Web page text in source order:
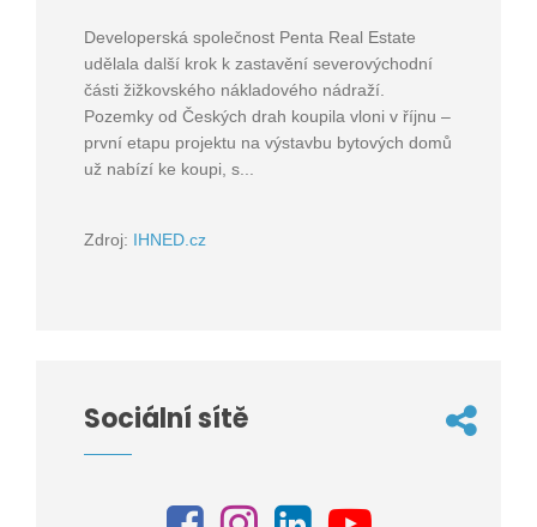
Developerská společnost Penta Real Estate
udělala další krok k zastavění severovýchodní
části žižkovského nákladového nádraží.
Pozemky od Českých drah koupila vloni v říjnu –
první etapu projektu na výstavbu bytových domů
už nabízí ke koupi, s...
Zdroj: IHNED.cz
Sociální sítě